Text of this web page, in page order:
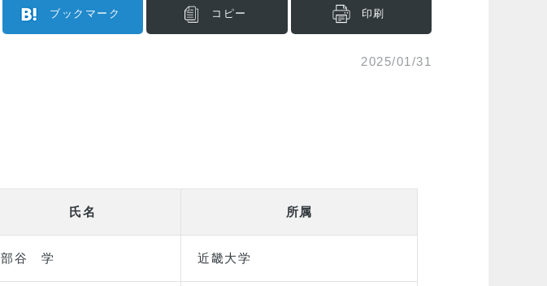
ブックマーク コピー 印刷
2025/01/31
氏名 所属
部谷 学 近畿大学